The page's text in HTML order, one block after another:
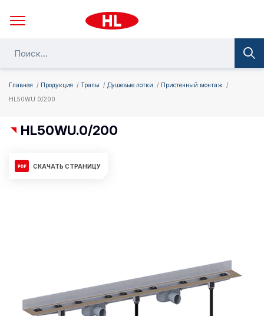
Главная Продукция Трапы Душевые лотки
Пристенный монтаж
HL50WU.0/200
HL50WU.0/200
СКАЧАТЬ СТРАНИЦУ